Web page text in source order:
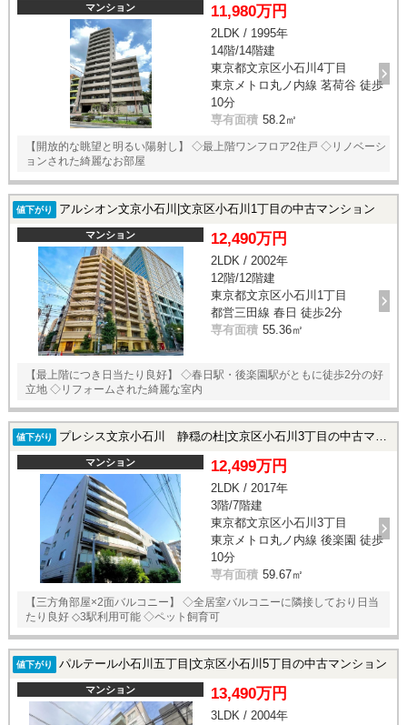
マンション 11,980万円
2LDK / 1995年
14階/14階建
東京都文京区小石川4丁目
東京メトロ丸ノ内線 茗荷谷 徒歩
10分
専有面積 58.2㎡
【開放的な眺望と明るい陽射し】 ◇最上階ワンフロア2住戸 ◇リノベーシ
ョンされた綺麗なお部屋
値下がり アルシオン文京小石川|文京区小石川1丁目の中古マンション
マンション 12,490万円
2LDK / 2002年
12階/12階建
東京都文京区小石川1丁目
都営三田線 春日 徒歩2分
専有面積 55.36㎡
【最上階につき日当たり良好】 ◇春日駅・後楽園駅がともに徒歩2分の好
立地 ◇リフォームされた綺麗な室内
値下がり プレシス文京小石川 静穏の杜|文京区小石川3丁目の中古マンション
マンション 12,499万円
2LDK / 2017年
3階/7階建
東京都文京区小石川3丁目
東京メトロ丸ノ内線 後楽園 徒歩
10分
専有面積 59.67㎡
【三方角部屋×2面バルコニー】 ◇全居室バルコニーに隣接しており日当
たり良好 ◇3駅利用可能 ◇ペット飼育可
値下がり パルテール小石川五丁目|文京区小石川5丁目の中古マンション
マンション 13,490万円
3LDK / 2004年